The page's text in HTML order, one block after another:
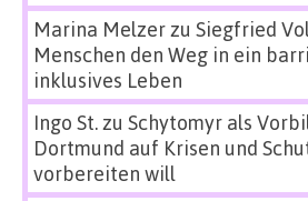
Marina Melzerzu Siegfried
Menschen den Weg in ein
inklusives Leben
Ingo St.zu Schytomyr als
Dortmund auf Krisen und
vorbereiten will